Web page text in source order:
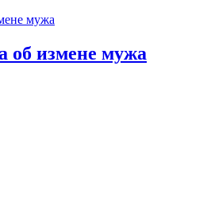
об измене мужа